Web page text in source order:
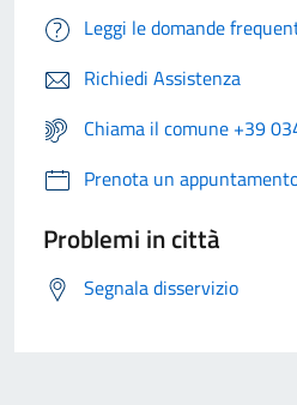
Leggi le domande
Richiedi Assistenza
Chiama il comune +39
Prenota un
Problemi in città
Segnala disservizio